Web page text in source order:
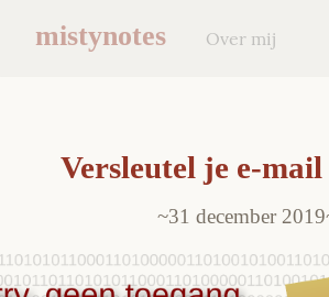
mistynotes Over mij
Versleutel je e-
31 december 2019